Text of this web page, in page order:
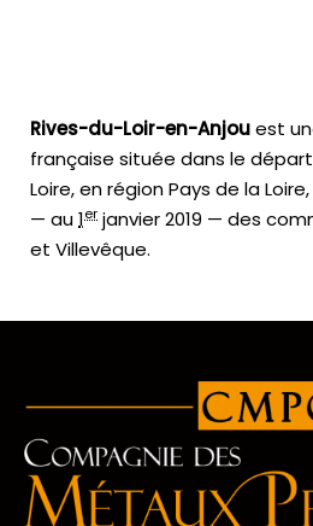
Rives-du-Loir-en-Anjouest
française située dans le
Loire, en région Pays de la
— au1er janvier 2019 — des
et Villevêque.